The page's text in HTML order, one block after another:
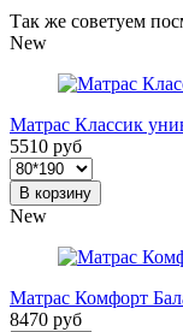
Так же советуем
New
Матрас Классик
5510 руб
В корзину
New
Матрас Комфорт
8470 руб